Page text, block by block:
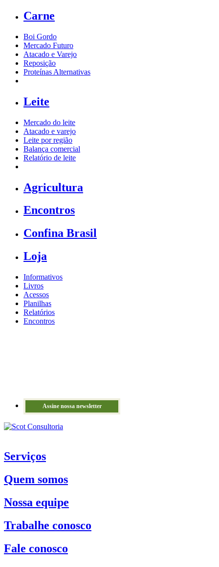
Carne
Boi Gordo
Mercado Futuro
Atacado e Varejo
Reposição
Proteínas Alternativas
Leite
Mercado do leite
Atacado e varejo
Leite por região
Balança comercial
Relatório de leite
Agricultura
Encontros
Confina Brasil
Loja
Informativos
Livros
Acessos
Planilhas
Relatórios
Encontros
Assine nossa newsletter
Serviços
Quem somos
Nossa equipe
Trabalhe conosco
Fale conosco